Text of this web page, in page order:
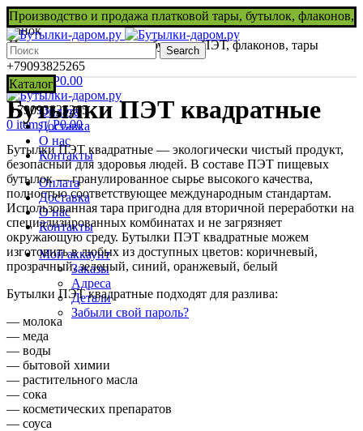
Производство и продажа платковой тары, бутылок, флаконов,
банок
Производство и продажа бутылок ПЭТ, флаконов, тары
Search
+79093825265
0items / Р0.00
+79093825265
0 items / Р0.00
Каталог
Оплата
Доставка
О нас
Контакты
Оплата
Доставка
О нас
Контакты
Мой аккаунт
Заказы
Адреса
Детали
Забыли свой пароль?
Бутылки ПЭТ квадратные
Бутылки ПЭТ квадратные — экологически чистый продукт,
безопасный для здоровья людей. В составе ПЭТ пищевых
бутылок — гранулированное сырье высокого качества,
полностью соответствующее международным стандартам.
Использованная тара пригодна для вторичной переработки на
специализированных комбинатах и не загрязняет
окружающую среду. Бутылки ПЭТ квадратные можем
изготовить в любых из доступных цветов: коричневый,
прозрачный, зеленый, синий, оранжевый, белый
Бутылки ПЭТ квадратные подходят для разлива:
— молока
— меда
— воды
— бытовой химии
— растительного масла
— сока
— косметических препаратов
— соуса